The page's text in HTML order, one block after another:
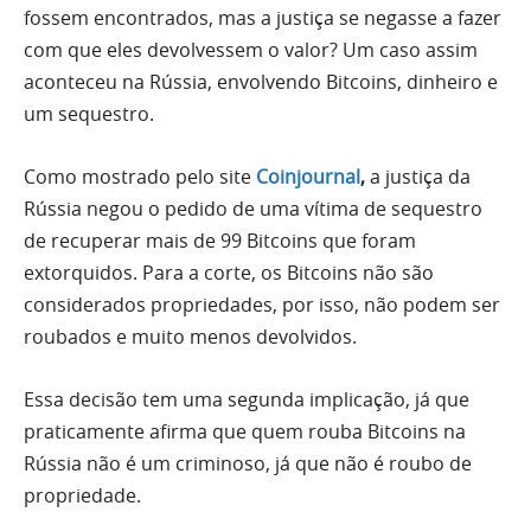
fossem encontrados, mas a justiça se negasse a fazer
com que eles devolvessem o valor? Um caso assim
aconteceu na Rússia, envolvendo Bitcoins, dinheiro e
um sequestro.
Como mostrado pelo site Coinjournal,a justiça da
Rússia negou o pedido de uma vítima de sequestro
de recuperar mais de 99 Bitcoins que foram
extorquidos. Para a corte, os Bitcoins não são
considerados propriedades, por isso, não podem ser
roubados e muito menos devolvidos.
Essa decisão tem uma segunda implicação, já que
praticamente afirma que quem rouba Bitcoins na
Rússia não é um criminoso, já que não é roubo de
propriedade.